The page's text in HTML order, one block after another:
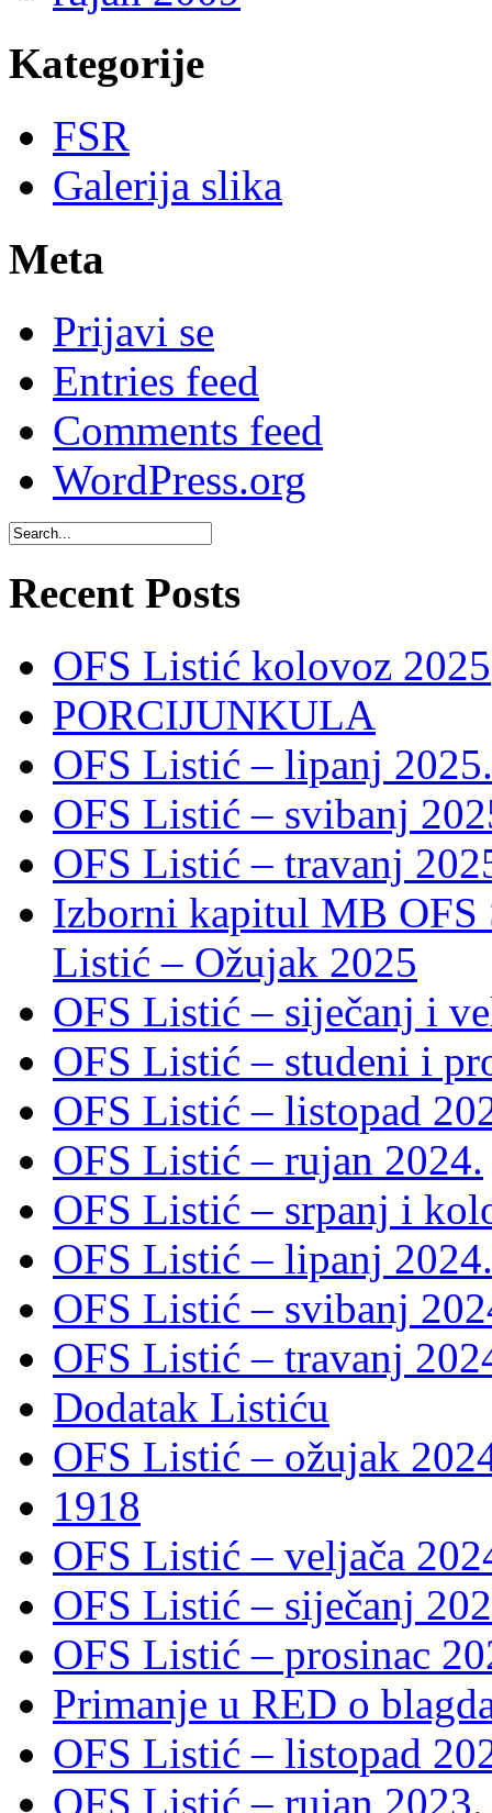
Kategorije
FSR
Galerija slika
Meta
Prijavi se
Entries feed
Comments feed
WordPress.org
Recent Posts
OFS Listić kolovoz 2025
PORCIJUNKULA
OFS Listić – lipanj 2025.
OFS Listić – svibanj
OFS Listić – travanj
Izborni kapitul MB OFS
Listić – Ožujak 2025
OFS Listić – siječanj i
OFS Listić – studeni i
OFS Listić – listopad
OFS Listić – rujan 2024.
OFS Listić – srpanj i
OFS Listić – lipanj 2024.
OFS Listić – svibanj
OFS Listić – travanj
Dodatak Listiću
OFS Listić – ožujak
1918
OFS Listić – veljača
OFS Listić – siječanj
OFS Listić – prosinac
Primanje u RED o
OFS Listić – listopad
OFS Listić – rujan 2023.